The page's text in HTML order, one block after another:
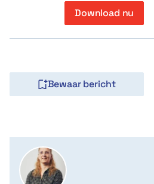
Download nu
Bewaar bericht